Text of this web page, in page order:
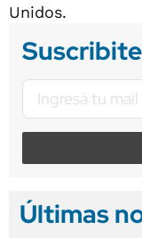
Unidos.
Últimas